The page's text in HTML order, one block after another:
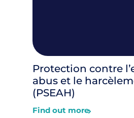
Protection contre
abus et le
(PSEAH)
Find out more